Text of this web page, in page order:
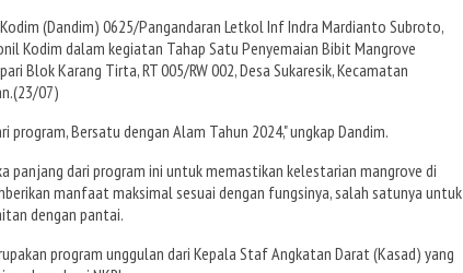
(Dandim) 0625/Pangandaran Letkol Inf Indra Mardianto Subroto,
Kodim dalam kegiatan Tahap Satu Penyemaian Bibit Mangrove
Blok Karang Tirta, RT 005/RW 002, Desa Sukaresik, Kecamatan
07)
program, Bersatu dengan Alam Tahun 2024," ungkap Dandim.
panjang dari program ini untuk memastikan kelestarian mangrove di
manfaat maksimal sesuai dengan fungsinya, salah satunya untuk
dengan pantai.
program unggulan dari Kepala Staf Angkatan Darat (Kasad) yang